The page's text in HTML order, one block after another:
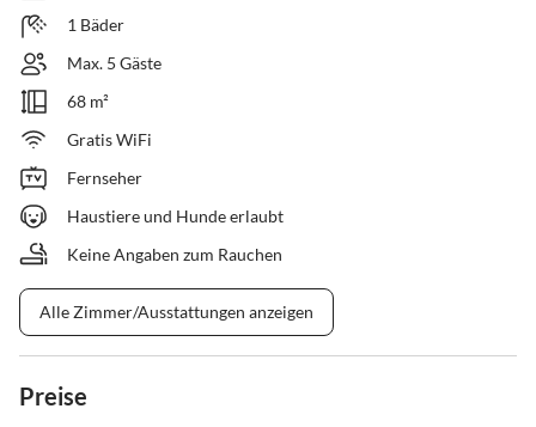
1 Bäder
Max. 5 Gäste
68 m²
Gratis WiFi
Fernseher
Haustiere und Hunde erlaubt
Keine Angaben zum Rauchen
Alle Zimmer/Ausstattungen anzeigen
Preise